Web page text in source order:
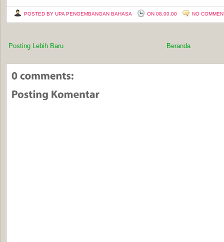
POSTED BY UPA PENGEMBANGAN BAHASA ON 08.00.00 NO
Posting Lebih Baru Beranda